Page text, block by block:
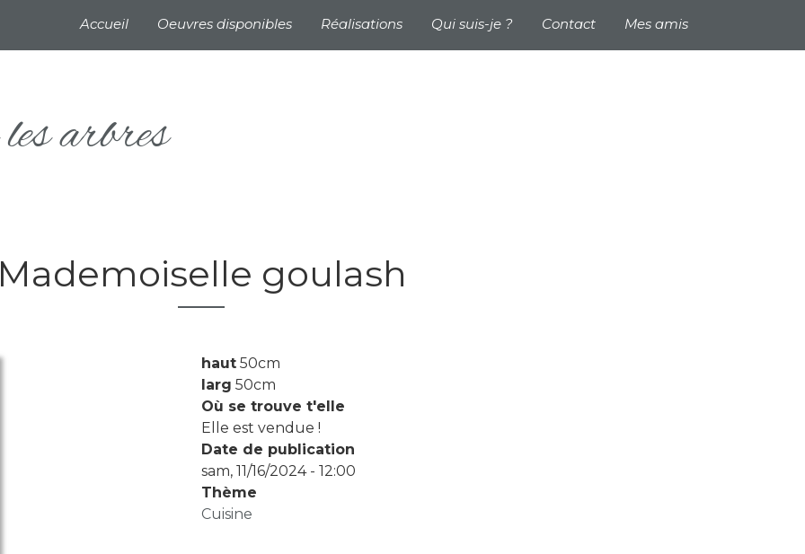
Navigation principale header
Accueil Oeuvres disponibles Réalisations Qui suis-je ? Contact Mes amis
arbres
Mademoiselle goulash
haut 50cm
larg 50cm
Où se trouve t'elle
Elle est vendue !
Date de publication
sam, 11/16/2024 - 12:00
Thème
Cuisine